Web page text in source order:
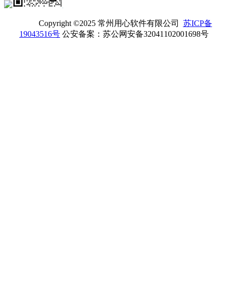
Copyright ©2025 常州用心软件有限公司 苏ICP备
19043516号 公安备案：苏公网安备32041102001698号